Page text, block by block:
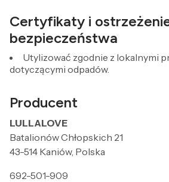
Certyfikaty i
bezpieczeństwa
Utylizować zgodnie z lokalnymi
dotyczącymi odpadów.
Producent
LULLALOVE
Batalionów Chłopskich 21
43-514 Kaniów, Polska
692-501-909